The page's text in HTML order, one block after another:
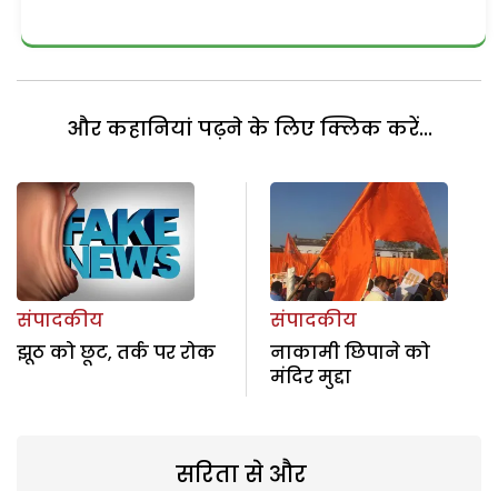
और कहानियां पढ़ने के लिए क्लिक करें...
संपादकीय
झूठ को छूट, तर्क पर रोक
संपादकीय
नाकामी छिपाने को
मंदिर मुद्दा
सरिता से और